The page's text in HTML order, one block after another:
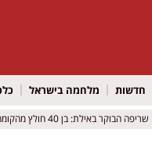
חדשות מלחמה בישראל
שריפה הבוקר באילת: בן 40 חולץ מהקומה השלישית עם כוויות בכל גופו – מצבו קשה
שריפה הבוקר באילת: בן 40 חולץ מהקומה השלישית עם כוויות בכל גופו – מצבו קשה